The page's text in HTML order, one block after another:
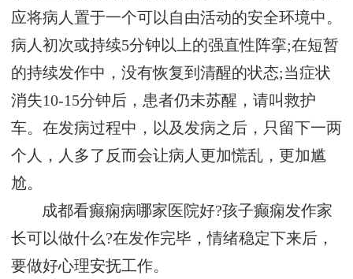
应将病人置于一个可以自由活动的安全环境中。
病人初次或持续5分钟以上的强直性阵挛;在短暂
的持续发作中，没有恢复到清醒的状态;当症状
消失10-15分钟后，患者仍未苏醒，请叫救护
车。在发病过程中，以及发病之后，只留下一两
个人，人多了反而会让病人更加慌乱，更加尴
尬。
成都看癫痫病哪家医院好?孩子癫痫发作家
长可以做什么?在发作完毕，情绪稳定下来后，
要做好心理安抚工作。